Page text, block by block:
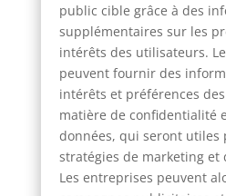
public cible grâce à des
supplémentaires sur les
intérêts des utilisateurs.
peuvent fournir des
intérêts et préférences
matière de confidentialité
données, qui seront utiles
stratégies de marketing et
Les entreprises peuvent